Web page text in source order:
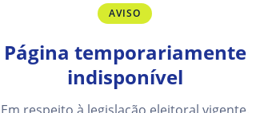
AVISO
Página temporariamente
indisponível